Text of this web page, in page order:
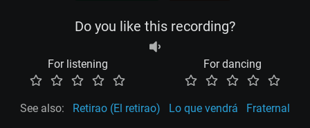
Do you like this recording?
For listening For dancing
See also: Retirao (El retirao) Lo que vendrá Fraternal